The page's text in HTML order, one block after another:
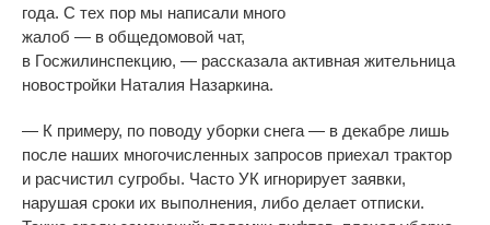
года. С тех пор мы написали много
жалоб — в общедомовой чат,
в Госжилинспекцию, — рассказала активная жительница
новостройки Наталия Назаркина.
— К примеру, по поводу уборки снега — в декабре лишь
после наших многочисленных запросов приехал трактор
и расчистил сугробы. Часто УК игнорирует заявки,
нарушая сроки их выполнения, либо делает отписки.